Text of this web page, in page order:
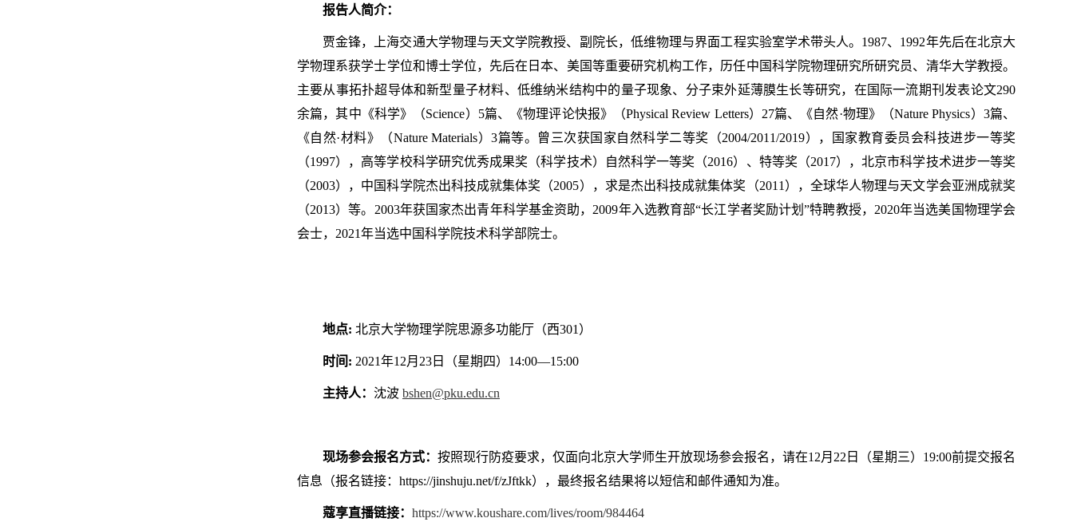
报告人简介：
贾金锋，上海交通大学物理与天文学院教授、副院长，低维物理与界面工程实验室学术带头人。1987、1992年先后在北京大
学物理系获学士学位和博士学位，先后在日本、美国等重要研究机构工作，历任中国科学院物理研究所研究员、清华大学教授。
主要从事拓扑超导体和新型量子材料、低维纳米结构中的量子现象、分子束外延薄膜生长等研究，在国际一流期刊发表论文290
余篇，其中《科学》（Science）5篇、《物理评论快报》（Physical Review Letters）27篇、《自然·物理》（Nature Physics）3篇、
《自然·材料》（Nature Materials）3篇等。曾三次获国家自然科学二等奖（2004/2011/2019），国家教育委员会科技进步一等奖
（1997），高等学校科学研究优秀成果奖（科学技术）自然科学一等奖（2016）、特等奖（2017），北京市科学技术进步一等奖
（2003），中国科学院杰出科技成就集体奖（2005），求是杰出科技成就集体奖（2011），全球华人物理与天文学会亚洲成就奖
（2013）等。2003年获国家杰出青年科学基金资助，2009年入选教育部“长江学者奖励计划”特聘教授，2020年当选美国物理学会
会士，2021年当选中国科学院技术科学部院士。
地点: 北京大学物理学院思源多功能厅（西301）
时间: 2021年12月23日（星期四）14:00—15:00
主持人： 沈波 bshen@pku.edu.cn
现场参会报名方式： 按照现行防疫要求，仅面向北京大学师生开放现场参会报名，请在12月22日（星期三）19:00前提交报名
信息（报名链接：https://jinshuju.net/f/zJftkk），最终报名结果将以短信和邮件通知为准。
蔻享直播链接： https://www.koushare.com/lives/room/984464